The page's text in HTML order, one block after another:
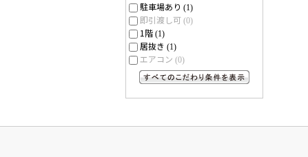
駐車場あり (1)
即引渡し可 (0)
1階 (1)
居抜き (1)
エアコン (0)